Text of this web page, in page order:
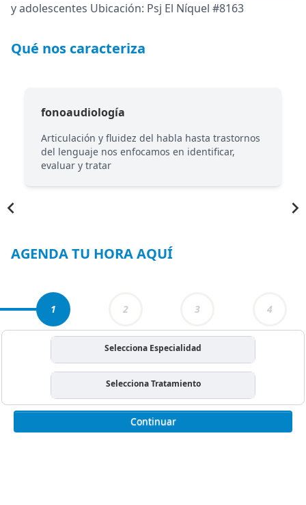
y adolescentes Ubicación: Psj El Níquel #8163
Qué nos caracteriza
fonoaudiología
Articulación y fluidez del habla hasta trastornos
del lenguaje nos enfocamos en identificar,
evaluar y tratar
AGENDA TU HORA AQUÍ
1 2 3 4
Selecciona Especialidad
Selecciona Tratamiento
Continuar